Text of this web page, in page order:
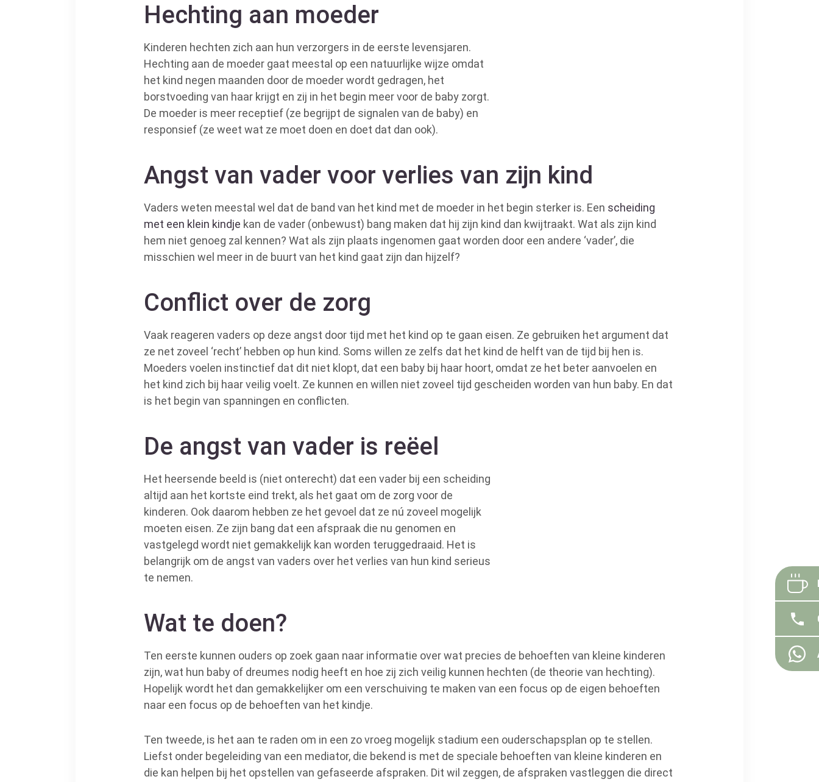
Hechting aan moeder
Kinderen hechten zich aan hun verzorgers in de eerste levensjaren.
Hechting aan de moeder gaat meestal op een natuurlijke wijze omdat
het kind negen maanden door de moeder wordt gedragen, het
borstvoeding van haar krijgt en zij in het begin meer voor de baby zorgt.
De moeder is meer receptief (ze begrijpt de signalen van de baby) en
responsief (ze weet wat ze moet doen en doet dat dan ook).
Angst van vader voor verlies van zijn kind
Vaders weten meestal wel dat de band van het kind met de moeder in het begin sterker is. Een scheiding
met een klein kindje kan de vader (onbewust) bang maken dat hij zijn kind dan kwijtraakt. Wat als zijn kind
hem niet genoeg zal kennen? Wat als zijn plaats ingenomen gaat worden door een andere ‘vader’, die
misschien wel meer in de buurt van het kind gaat zijn dan hijzelf?
Conflict over de zorg
Vaak reageren vaders op deze angst door tijd met het kind op te gaan eisen. Ze gebruiken het argument dat
ze net zoveel ‘recht’ hebben op hun kind. Soms willen ze zelfs dat het kind de helft van de tijd bij hen is.
Moeders voelen instinctief dat dit niet klopt, dat een baby bij haar hoort, omdat ze het beter aanvoelen en
het kind zich bij haar veilig voelt. Ze kunnen en willen niet zoveel tijd gescheiden worden van hun baby. En dat
is het begin van spanningen en conflicten.
De angst van vader is reëel
Het heersende beeld is (niet onterecht) dat een vader bij een scheiding
altijd aan het kortste eind trekt, als het gaat om de zorg voor de
kinderen. Ook daarom hebben ze het gevoel dat ze nú zoveel mogelijk
moeten eisen. Ze zijn bang dat een afspraak die nu genomen en
vastgelegd wordt niet gemakkelijk kan worden teruggedraaid. Het is
belangrijk om de angst van vaders over het verlies van hun kind serieus
te nemen.
Wat te doen?
Ten eerste kunnen ouders op zoek gaan naar informatie over wat precies de behoeften van kleine kinderen
zijn, wat hun baby of dreumes nodig heeft en hoe zij zich veilig kunnen hechten (de theorie van hechting).
Hopelijk wordt het dan gemakkelijker om een verschuiving te maken van een focus op de eigen behoeften
naar een focus op de behoeften van het kindje.
Ten tweede, is het aan te raden om in een zo vroeg mogelijk stadium een ouderschapsplan op te stellen.
Liefst onder begeleiding van een mediator, die bekend is met de speciale behoeften van kleine kinderen en
die kan helpen bij het opstellen van gefaseerde afspraken. Dit wil zeggen, de afspraken vastleggen die direct